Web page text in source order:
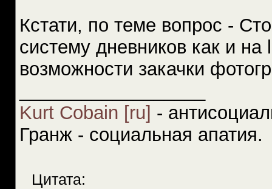
Кстати, по теме вопрос -
систему дневников как и на
возможности закачки
Kurt Cobain [ru] -
Гранж - социальная апатия.
Цитата: